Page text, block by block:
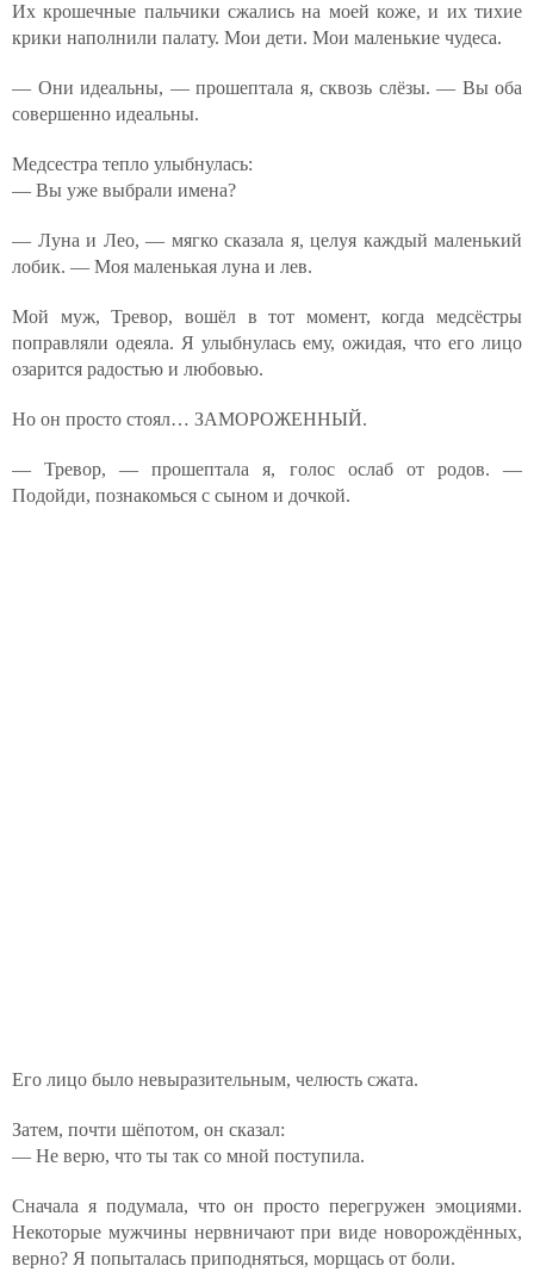
Их крошечные пальчики сжались на моей коже, и их тихие
крики наполнили палату. Мои дети. Мои маленькие чудеса.
— Они идеальны, — прошептала я, сквозь слёзы. — Вы оба
совершенно идеальны.
Медсестра тепло улыбнулась:
— Вы уже выбрали имена?
— Луна и Лео, — мягко сказала я, целуя каждый маленький
лобик. — Моя маленькая луна и лев.
Мой муж, Тревор, вошёл в тот момент, когда медсёстры
поправляли одеяла. Я улыбнулась ему, ожидая, что его лицо
озарится радостью и любовью.
Но он просто стоял… ЗАМОРОЖЕННЫЙ.
— Тревор, — прошептала я, голос ослаб от родов. —
Подойди, познакомься с сыном и дочкой.
Его лицо было невыразительным, челюсть сжата.
Затем, почти шёпотом, он сказал:
— Не верю, что ты так со мной поступила.
Сначала я подумала, что он просто перегружен эмоциями.
Некоторые мужчины нервничают при виде новорождённых,
верно? Я попыталась приподняться, морщась от боли.